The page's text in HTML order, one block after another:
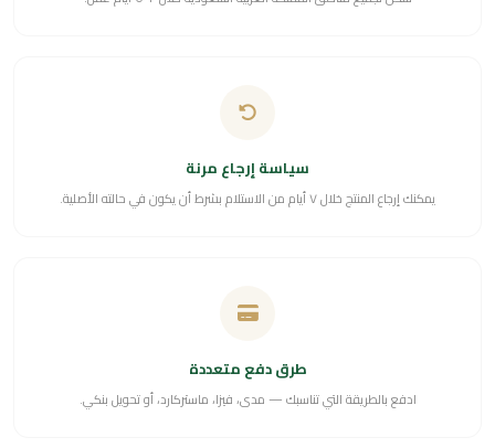
سياسة إرجاع مرنة
يمكنك إرجاع المنتج خلال ٧ أيام من الاستلام بشرط أن يكون في حالته الأصلية.
طرق دفع متعددة
ادفع بالطريقة التي تناسبك — مدى، فيزا، ماستركارد، أو تحويل بنكي.